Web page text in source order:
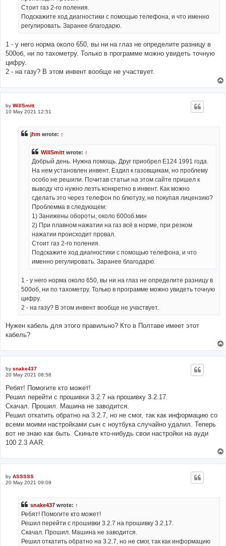
Стоит газ 2-го поления.
Подскажите ход диагностики с помощью телефона, и что именно
регулировать. Заранее благодарю.
1 - у него норма около 650, вы ни на глаз не определите разницу в
500об, ни по тахометру. Только в программе можно увидеть точную
цифру.
2 - на газу? В этом инвент вообще не участвует.
by WillSmitt
10 May 2021 12:51
jhm wrote: ↑
WillSmitt wrote: ↑
Добрый день. Нужна помощь. Друг приобрел Е124 1991 года.
На нем установлен инвент. Ездил к газовщикам, но проблему
особо не решили. Почитав статьи на этом сайте пришел к
выводу что нужно лезть конкретно в инвент. Как можно
сделать это через телефон по блютузу, не покупая лицензию?
Проблемма в следующем:
1) Занижены обороты, около 600об.мин
2) При плавном нажатии на газ всё в норме, при резком
нажатии происходит провал.
Стоит газ 2-го поления.
Подскажите ход диагностики с помощью телефона, и что
именно регулировать. Заранее благодарю.
1 - у него норма около 650, вы ни на глаз не определите разницу в
500об, ни по тахометру. Только в программе можно увидеть точную
цифру.
2 - на газу? В этом инвент вообще не участвует.
Нужен кабель для этого правильно? Кто в Полтаве имеет этот
кабель?
by snake437
20 May 2021 08:58
Ребят! Помогите кто может!
Решил перейти с прошивки 3.2.7 на прошивку 3.2.17.
Скачал. Прошил. Машина не заводится.
Решил откатить обратно на 3.2.7, но не смог, так как информацию со
всеми моими настройками сын с ноутбука случайно удалил. Теперь
вот не знаю как быть. Скиньте кто-нибудь свои настройки на ауди
100 2.3 AAR.
by ASSSSS
20 May 2021 09:09
snake437 wrote: ↑
Ребят! Помогите кто может!
Решил перейти с прошивки 3.2.7 на прошивку 3.2.17.
Скачал. Прошил. Машина не заводится.
Решил откатить обратно на 3.2.7, но не смог, так как информацию